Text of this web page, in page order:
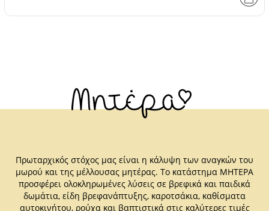
Πρωταρχικός στόχος μας είναι η κάλυψη των αναγκών του
μωρού και της μέλλουσας μητέρας. Το κατάστημα ΜΗΤΕΡΑ
προσφέρει ολοκληρωμένες λύσεις σε βρεφικά και παιδικά
δωμάτια, είδη βρεφανάπτυξης, καροτσάκια, καθίσματα
αυτοκινήτου, ρούχα και βαπτιστικά στις καλύτερες τιμές